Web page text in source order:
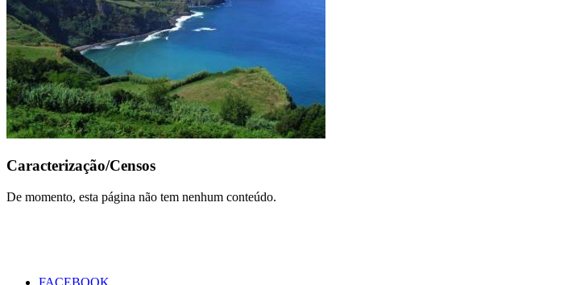
Caracterização/Censos
De momento, esta página não tem nenhum conteúdo.
FACEBOOK